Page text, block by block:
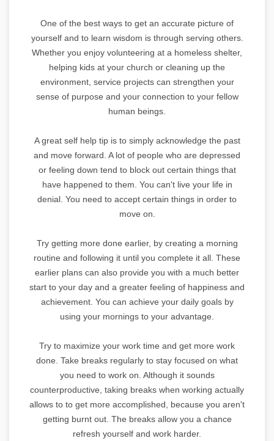
One of the best ways to get an accurate picture of
yourself and to learn wisdom is through serving others.
Whether you enjoy volunteering at a homeless shelter,
helping kids at your church or cleaning up the
environment, service projects can strengthen your
sense of purpose and your connection to your fellow
human beings.
A great self help tip is to simply acknowledge the past
and move forward. A lot of people who are depressed
or feeling down tend to block out certain things that
have happened to them. You can't live your life in
denial. You need to accept certain things in order to
move on.
Try getting more done earlier, by creating a morning
routine and following it until you complete it all. These
earlier plans can also provide you with a much better
start to your day and a greater feeling of happiness and
achievement. You can achieve your daily goals by
using your mornings to your advantage.
Try to maximize your work time and get more work
done. Take breaks regularly to stay focused on what
you need to work on. Although it sounds
counterproductive, taking breaks when working actually
allows to to get more accomplished, because you aren't
getting burnt out. The breaks allow you a chance
refresh yourself and work harder.